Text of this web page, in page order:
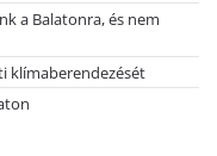
a Balatonra, és nem
klímaberendezését